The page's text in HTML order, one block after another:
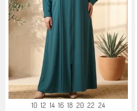
10 12 14 16 18 20 22 24